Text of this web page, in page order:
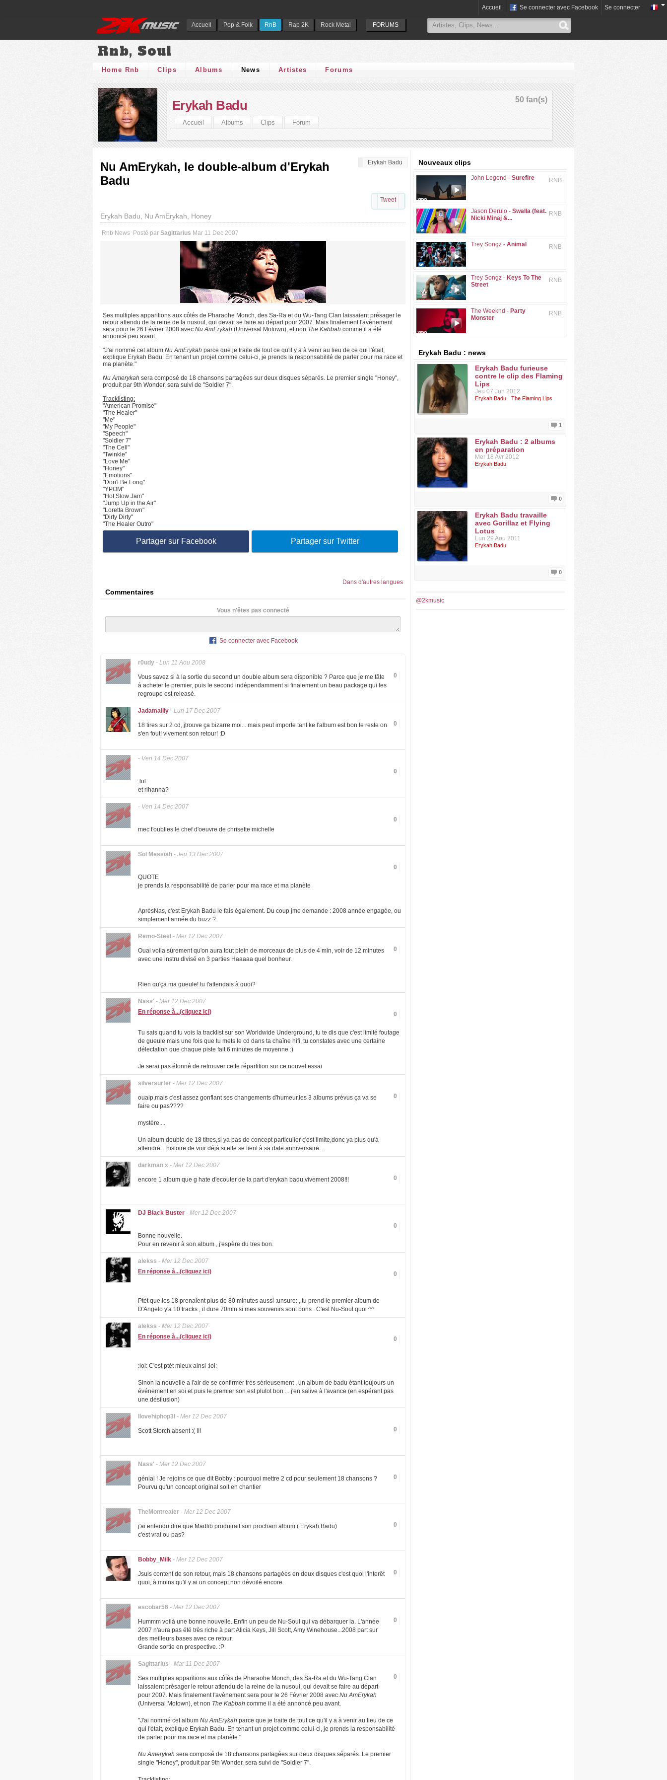
Accueil Pop & Folk RnB Rap 2K Rock Metal FORUMS
Accueil Se connecter avec Facebook Se connecter
Rnb, Soul
Home Rnb Clips Albums News Artistes Forums
50 fan(s)
Erykah Badu
Accueil Albums Clips Forum
Erykah Badu
Nu AmErykah, le double-album d'Erykah
Badu
Tweet
Erykah Badu, Nu AmErykah, Honey
Rnb News Posté par Sagittarius Mar 11 Dec 2007
Ses multiples apparitions aux côtés de Pharaohe Monch, des Sa-Ra et du Wu-Tang Clan laissaient présager le
retour attendu de la reine de la nusoul, qui devait se faire au départ pour 2007. Mais finalement l'avènement
sera pour le 26 Février 2008 avec Nu AmErykah (Universal Motown), et non The Kabbah comme il a été
annoncé peu avant.
"J'ai nommé cet album Nu AmErykah parce que je traite de tout ce qu'il y a à venir au lieu de ce qui l'était,
explique Erykah Badu. En tenant un projet comme celui-ci, je prends la responsabilité de parler pour ma race et
ma planète."
Nu Amerykah sera composé de 18 chansons partagées sur deux disques séparés. Le premier single "Honey",
produit par 9th Wonder, sera suivi de "Soldier 7".
Tracklisting:
"American Promise"
"The Healer"
"Me"
"My People"
"Speech"
"Soldier 7"
"The Cell"
"Twinkle"
"Love Me"
"Honey"
"Emotions"
"Don't Be Long"
"YPOM"
"Hot Slow Jam"
"Jump Up in the Air"
"Loretta Brown"
"Dirty Dirty"
"The Healer Outro"
Partager sur Facebook Partager sur Twitter
Dans d'autres langues
Commentaires
Vous n'êtes pas connecté
Se connecter avec Facebook
r0udy - Lun 11 Aou 2008
0
Vous savez si à la sortie du second un double album sera disponible ? Parce que je me tâte
à acheter le premier, puis le second indépendamment si finalement un beau package qui les
regroupe est releasé.
Jadamailly - Lun 17 Dec 2007
0
18 tires sur 2 cd, jtrouve ça bizarre moi... mais peut importe tant ke l'album est bon le reste on
s'en fout! vivement son retour! :D
- Ven 14 Dec 2007
0
:lol:
et rihanna?
- Ven 14 Dec 2007
0
mec t'oublies le chef d'oeuvre de chrisette michelle
Sol Messiah - Jeu 13 Dec 2007
0
QUOTE
je prends la responsabilité de parler pour ma race et ma planète
AprèsNas, c'est Erykah Badu le fais également. Du coup jme demande : 2008 année engagée, ou
simplement année du buzz ?
Remo-Steel - Mer 12 Dec 2007
0
Ouai voila sûrement qu'on aura tout plein de morceaux de plus de 4 min, voir de 12 minutes
avec une instru divisé en 3 parties Haaaaa quel bonheur.
Rien qu'ça ma gueule! tu t'attendais à quoi?
Nass' - Mer 12 Dec 2007
0
En réponse à...(cliquez ici)
Tu sais quand tu vois la tracklist sur son Worldwide Underground, tu te dis que c'est limité foutage
de gueule mais une fois que tu mets le cd dans ta chaîne hifi, tu constates avec une certaine
délectation que chaque piste fait 6 minutes de moyenne :)
Je serai pas étonné de retrouver cette répartition sur ce nouvel essai
silversurfer - Mer 12 Dec 2007
0
ouaip,mais c'est assez gonflant ses changements d'humeur,les 3 albums prévus ça va se
faire ou pas????
mystère....
Un album double de 18 titres,si ya pas de concept particulier ç'est limite,donc ya plus qu'à
attendre....histoire de voir déjà si elle se tient à sa date anniversaire...
darkman x - Mer 12 Dec 2007
0
encore 1 album que g hate d'ecouter de la part d'erykah badu,vivement 2008!!!
DJ Black Buster - Mer 12 Dec 2007
0
Bonne nouvelle.
Pour en revenir à son album , j'espère du tres bon.
alekss - Mer 12 Dec 2007
0
En réponse à...(cliquez ici)
Ptèt que les 18 prenaient plus de 80 minutes aussi :unsure: , tu prend le premier album de
D'Angelo y'a 10 tracks , il dure 70min si mes souvenirs sont bons . C'est Nu-Soul quoi ^^
alekss - Mer 12 Dec 2007
0
En réponse à...(cliquez ici)
:lol: C'est ptèt mieux ainsi :lol:
Sinon la nouvelle a l'air de se confirmer très sérieusement , un album de badu étant toujours un
événement en soi et puis le premier son est plutot bon ... j'en salive à l'avance (en espérant pas
une désilusion)
Ilovehiphop3l - Mer 12 Dec 2007
0
Scott Storch absent :( !!!
Nass' - Mer 12 Dec 2007
0
génial ! Je rejoins ce que dit Bobby : pourquoi mettre 2 cd pour seulement 18 chansons ?
Pourvu qu'un concept original soit en chantier
TheMontrealer - Mer 12 Dec 2007
0
j'ai entendu dire que Madlib produirait son prochain album ( Erykah Badu)
c'est vrai ou pas?
Bobby_Milk - Mer 12 Dec 2007
0
Jsuis content de son retour, mais 18 chansons partagées en deux disques c'est quoi l'interêt
quoi, à moins qu'il y ai un concept non dévoilé encore.
escobar56 - Mer 12 Dec 2007
0
Hummm voilà une bonne nouvelle. Enfin un peu de Nu-Soul qui va débarquer la. L'année
2007 n'aura pas été très riche à part Alicia Keys, Jill Scott, Amy Winehouse...2008 part sur
des meilleurs bases avec ce retour.
Grande sortie en prespective. :P
Sagittarius - Mar 11 Dec 2007
0
Ses multiples apparitions aux côtés de Pharaohe Monch, des Sa-Ra et du Wu-Tang Clan
laissaient présager le retour attendu de la reine de la nusoul, qui devait se faire au départ
pour 2007. Mais finalement l'avènement sera pour le 26 Février 2008 avec Nu AmErykah
(Universal Motown), et non The Kabbah comme il a été annoncé peu avant.
"J'ai nommé cet album Nu AmErykah parce que je traite de tout ce qu'il y a à venir au lieu de ce
qui l'était, explique Erykah Badu. En tenant un projet comme celui-ci, je prends la responsabilité
de parler pour ma race et ma planète."
Nu Amerykah sera composé de 18 chansons partagées sur deux disques séparés. Le premier
single "Honey", produit par 9th Wonder, sera suivi de "Soldier 7".
Nouveaux clips
RNB
John Legend - Surefire
RNB
Jason Derulo - Swalla (feat.
Nicki Minaj &...
RNB
Trey Songz - Animal
RNB
Trey Songz - Keys To The
Street
RNB
The Weeknd - Party
Monster
Erykah Badu : news
Erykah Badu furieuse
contre le clip des Flaming
Lips
Jeu 07 Jun 2012
Erykah Badu The Flaming Lips
1
Erykah Badu : 2 albums
en préparation
Mer 18 Avr 2012
Erykah Badu
0
Erykah Badu travaille
avec Gorillaz et Flying
Lotus
Lun 29 Aou 2011
Erykah Badu
0
@2kmusic